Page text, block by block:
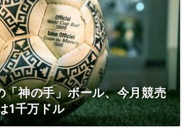
「神の手」ボール、今月競売
1千万ドル